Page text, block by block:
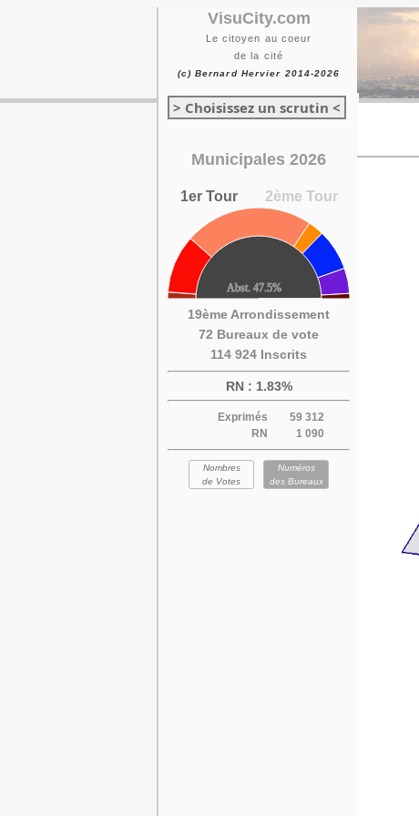
VisuCity.com
Le citoyen au coeur
de la cité
(c) Bernard Hervier 2014-2026
> Choisissez un scrutin <
Municipales 2026
1er Tour 2ème Tour
19ème Arrondissement
72 Bureaux de vote
114 924 Inscrits
RN : 1.83%
Exprimés
59 312
RN
1 090
Nombres
de Votes
Numéros
des Bureaux